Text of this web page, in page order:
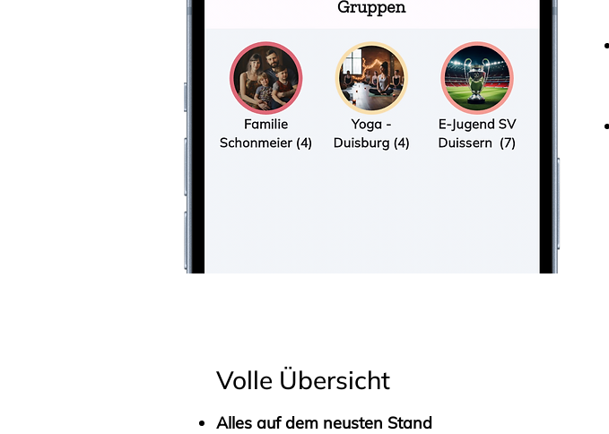
Volle Übersicht
Alles auf dem neusten Stand